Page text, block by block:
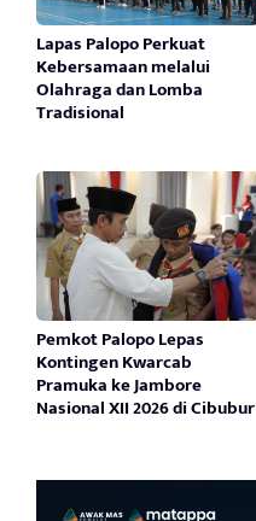
Lapas Palopo Perkuat
Kebersamaan melalui
Olahraga dan Lomba
Tradisional
Pemkot Palopo Lepas
Kontingen Kwarcab
Pramuka ke Jambore
Nasional XII 2026 di Cibubur